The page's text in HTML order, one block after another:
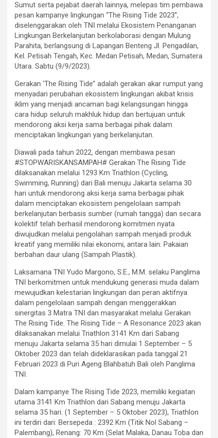
Sumut serta pejabat daerah lainnya, melepas tim pembawa
pesan kampanye lingkungan “The Rising Tide 2023”,
diselenggarakan oleh TNI melalui Ekosistem Penanganan
Lingkungan Berkelanjutan berkolaborasi dengan Mulung
Parahita, berlangsung di Lapangan Benteng Jl. Pengadilan,
Kel. Petisah Tengah, Kec. Medan Petisah, Medan, Sumatera
Utara. Sabtu (9/9/2023).
Gerakan ‘The Rising Tide” adalah gerakan akar rumput yang
menyadari perubahan ekosistem lingkungan akibat krisis
iklim yang menjadi ancaman bagi kelangsungan hingga
cara hidup seluruh makhluk hidup dan bertujuan untuk
mendorong aksi kerja sama berbagai pihak dalam
menciptakan lingkungan yang berkelanjutan.
Diawali pada tahun 2022, dengan membawa pesan
#STOPWARISKANSAMPAH# Gerakan The Rising Tide
dilaksanakan melalui 1293 Km Triathlon (Cycling,
Swimming, Running) dari Bali menuju Jakarta selama 30
hari untuk mendorong aksi kerja sama berbagai pihak
dalam menciptakan ekosistem pengelolaan sampah
berkelanjutan berbasis sumber (rumah tangga) dan secara
kolektif telah berhasil mendorong komitmen nyata
diwujudkan melalui pengolahan sampah menjadi produk
kreatif yang memiliki nilai ekonomi, antara lain: Pakaian
berbahan daur ulang (Sampah Plastik).
Laksamana TNI Yudo Margono, S.E., M.M. selaku Panglima
TNI berkomitmen untuk mendukung generasi muda dalam
mewujudkan kelestarian lingkungan dan peran aktifnya
dalam pengelolaan sampah dengan menggerakkan
sinergitas 3 Matra TNI dan masyarakat melalui Gerakan
The Rising Tide. The Rising Tide – A Resonance 2023 akan
dilaksanakan melalui Triathlon 3141 Km dari Sabang
menuju Jakarta selama 35 hari dimulai 1 September – 5
Oktober 2023 dan telah dideklarasikan pada tanggal 21
Februari 2023 di Puri Ageng Blahbatuh Bali oleh Panglima
TNI.
Dalam kampanye The Rising Tide 2023, memiliki kegiatan
utama 3141 Km Triathlon dari Sabang menuju Jakarta
selama 35 hari. (1 September – 5 Oktober 2023), Triathlon
ini terdiri dari: Bersepeda : 2392 Km (Titik Nol Sabang –
Palembang), Renang: 70 Km (Selat Malaka, Danau Toba dan